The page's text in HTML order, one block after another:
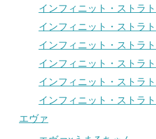
インフィニット・ストラ
インフィニット・ストラ
インフィニット・ストラ
インフィニット・ストラ
インフィニット・ストラ
インフィニット・ストラ
エヴァ